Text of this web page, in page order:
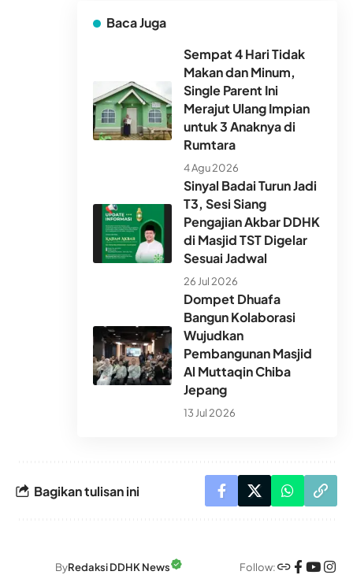
Baca Juga
Sempat 4 Hari Tidak
Makan dan Minum,
Single Parent Ini
Merajut Ulang Impian
untuk 3 Anaknya di
Rumtara
4 Agu 2026
Sinyal Badai Turun Jadi
T3, Sesi Siang
Pengajian Akbar DDHK
di Masjid TST Digelar
Sesuai Jadwal
26 Jul 2026
Dompet Dhuafa
Bangun Kolaborasi
Wujudkan
Pembangunan Masjid
Al Muttaqin Chiba
Jepang
13 Jul 2026
Bagikan tulisan ini
ByRedaksi DDHK News Follow: